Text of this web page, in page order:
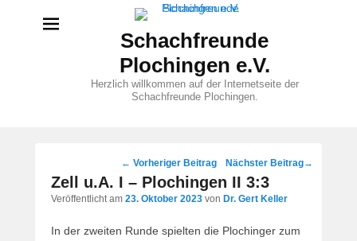
Schachfreunde
Plochingen e.V.
Herzlich willkommen auf der Internetseite der
Schachfreunde Plochingen.
Beitragsnavigation
← Vorheriger Beitrag Nächster Beitrag→
Zell u.A. I – Plochingen II 3:3
Veröffentlicht am 23. Oktober 2023 von Dr. Gert Keller
In der zweiten Runde spielten die Plochinger zum